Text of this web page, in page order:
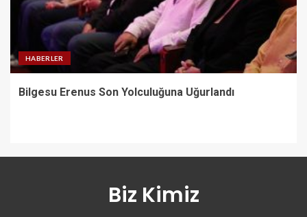
HABERLER
Bilgesu Erenus Son Yolculuğuna Uğurlandı
Biz Kimiz